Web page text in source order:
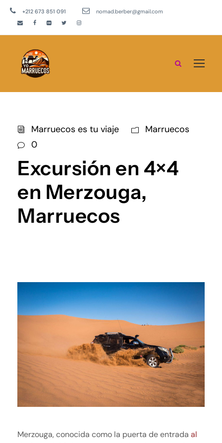
+212 673 851 091 nomad.berber@gmail.com
Marruecos es tu viaje
Marruecos
0
Excursión en 4×4
en Merzouga,
Marruecos
Merzouga, conocida como la puerta de entrada al